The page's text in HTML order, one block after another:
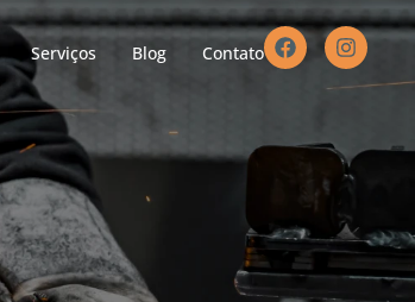
Serviços Blog Contato